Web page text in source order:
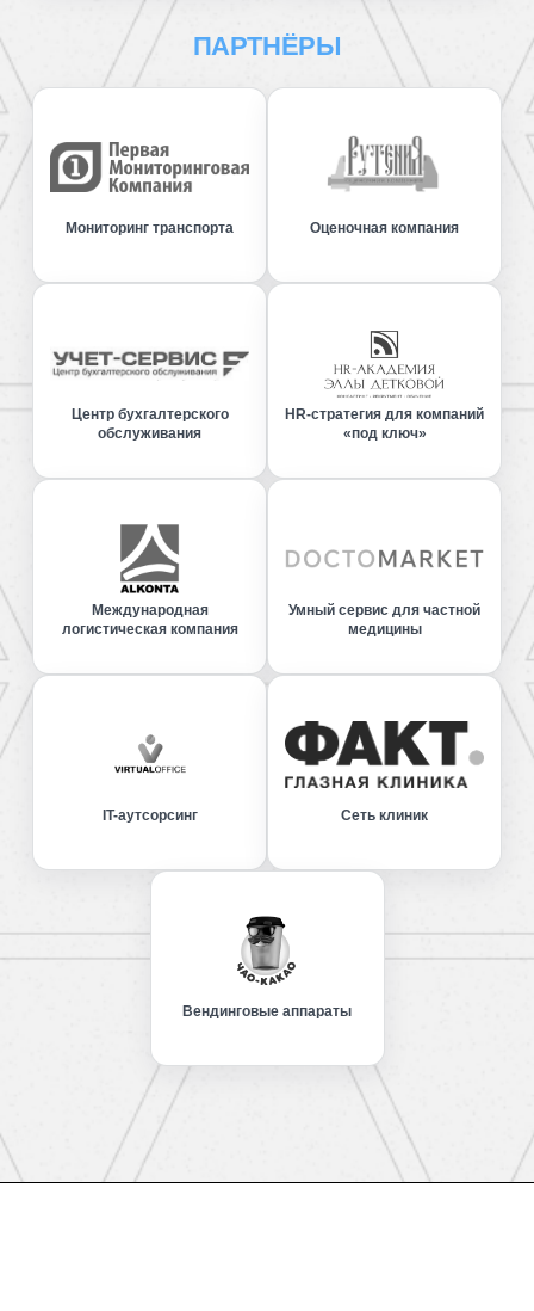
ПАРТНЁРЫ
Мониторинг транспорта Оценочная компания
Центр бухгалтерского
обслуживания
HR-стратегия для компаний
«под ключ»
Международная
логистическая компания
Умный сервис для частной
медицины
IT-аутсорсинг Сеть клиник
Вендинговые аппараты